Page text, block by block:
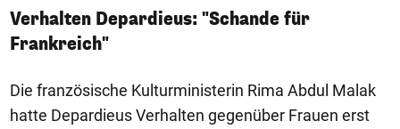
Verhalten Depardieus: "Schande für
Frankreich"
Die französische Kulturministerin Rima Abdul Malak
hatte Depardieus Verhalten gegenüber Frauen erst